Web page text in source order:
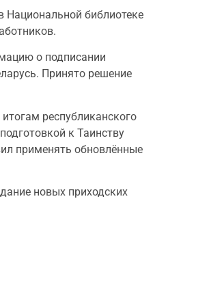
Национальной библиотеке
о подписании
Принято решение
республиканского
к Таинству
применять обновлённые
новых приходских